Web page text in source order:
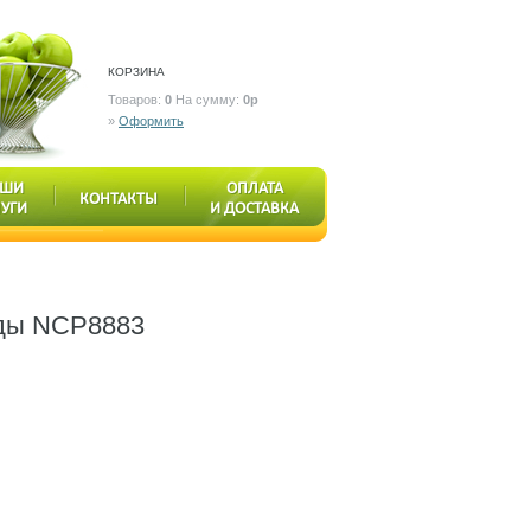
КОРЗИНА
Товаров: 0 На сумму: 0р
» Оформить
КОНТАКТЫ
ОПЛАТА
И ДОСТАВКА
NCP8883